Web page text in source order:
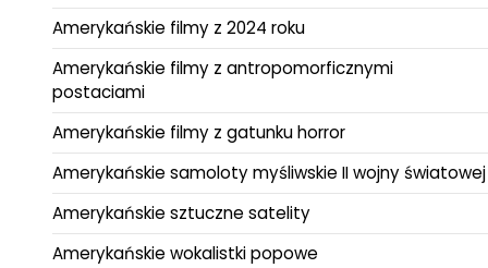
Amerykańskie filmy z 2024 roku
Amerykańskie filmy z antropomorficznymi
postaciami
Amerykańskie filmy z gatunku horror
Amerykańskie samoloty myśliwskie II wojny światowej
Amerykańskie sztuczne satelity
Amerykańskie wokalistki popowe